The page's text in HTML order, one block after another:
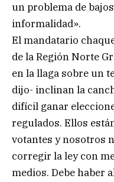
un problema de
informalidad».
El mandatario
de la Región Norte
en la llaga sobre un
dijo- inclinan la
difícil ganar
regulados. Ellos
votantes y nosotros
corregir la ley con
medios. Debe haber